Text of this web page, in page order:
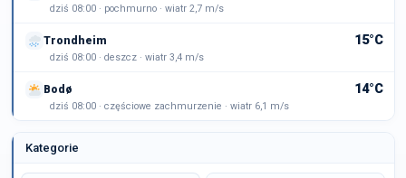
dziś 08:00 · pochmurno · wiatr 2,7 m/s
Trondheim 15°C
dziś 08:00 · deszcz · wiatr 3,4 m/s
Bodø 14°C
dziś 08:00 · częściowe zachmurzenie · wiatr 6,1 m/s
Kategorie